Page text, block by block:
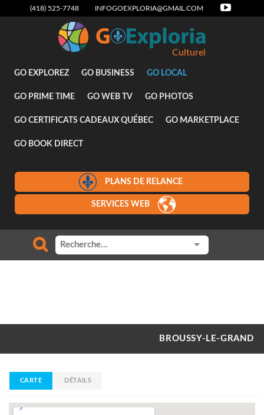
(418) 525-7748 INFOGOEXPLORIA@GMAIL.COM
Culturel
GO EXPLOREZ GO BUSINESS GO LOCAL
GO PRIME TIME GO WEB TV GO PHOTOS
GO CERTIFICATS CADEAUX QUÉBEC GO MARKETPLACE
GO BOOK DIRECT
PLANS DE RELANCE
SERVICES WEB
BROUSSY-LE-GRAND
CARTE DÉTAILS